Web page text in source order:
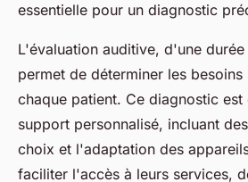
essentielle pour un diagnostic
L'évaluation auditive, d'une
permet de déterminer les
chaque patient. Ce diagnostic
support personnalisé, incluant
choix et l'adaptation des
faciliter l'accès à leurs services,